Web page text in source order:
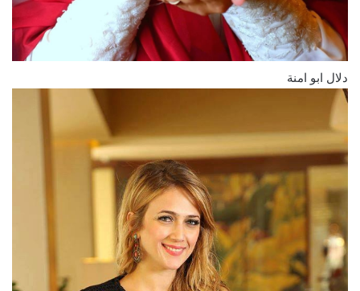
دلال ابو امنة